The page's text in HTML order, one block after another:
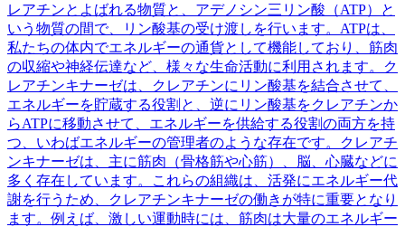
レアチンとよばれる物質と、アデノシン三リン酸（ATP）と
いう物質の間で、リン酸基の受け渡しを行います。ATPは、
私たちの体内でエネルギーの通貨として機能しており、筋肉
の収縮や神経伝達など、様々な生命活動に利用されます。ク
レアチンキナーゼは、クレアチンにリン酸基を結合させて、
エネルギーを貯蔵する役割と、逆にリン酸基をクレアチンか
らATPに移動させて、エネルギーを供給する役割の両方を持
つ、いわばエネルギーの管理者のような存在です。クレアチ
ンキナーゼは、主に筋肉（骨格筋や心筋）、脳、心臓などに
多く存在しています。これらの組織は、活発にエネルギー代
謝を行うため、クレアチンキナーゼの働きが特に重要となり
ます。例えば、激しい運動時には、筋肉は大量のエネルギー